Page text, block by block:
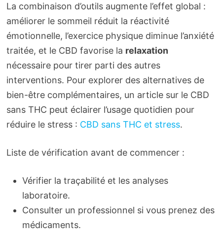
La combinaison d’outils augmente l’effet global :
améliorer le sommeil réduit la réactivité
émotionnelle, l’exercice physique diminue l’anxiété
traitée, et le CBD favorise la relaxation
nécessaire pour tirer parti des autres
interventions. Pour explorer des alternatives de
bien-être complémentaires, un article sur le CBD
sans THC peut éclairer l’usage quotidien pour
réduire le stress : CBD sans THC et stress.
Liste de vérification avant de commencer :
Vérifier la traçabilité et les analyses
laboratoire.
Consulter un professionnel si vous prenez des
médicaments.